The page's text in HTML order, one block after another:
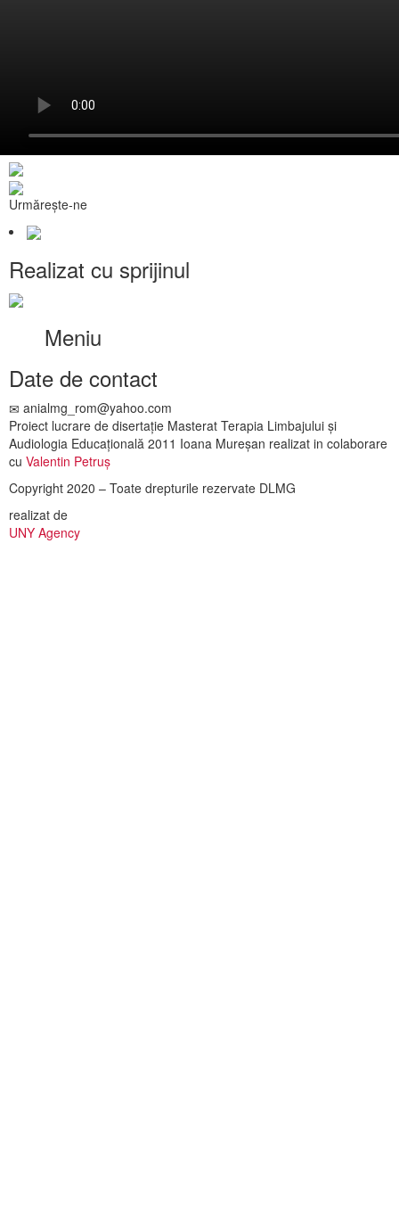
Urmărește-ne
Realizat cu sprijinul
Meniu
Date de contact
anialmg_rom@yahoo.com
Proiect lucrare de disertație Masterat Terapia Limbajului și
Audiologia Educațională 2011 Ioana Mureșan realizat in colaborare
cu Valentin Petruș
Copyright 2020 – Toate drepturile rezervate DLMG
realizat de
UNY Agency